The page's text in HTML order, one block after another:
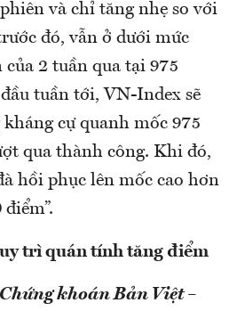
và chỉ tăng nhẹ so với
đó, vẫn ở dưới mức
2 tuần qua tại 975
tuần tới, VN-Index sẽ
cự quanh mốc 975
qua thành công. Khi đó,
hồi phục lên mốc cao hơn
trì quán tính tăng điểm
khoán Bản Việt –